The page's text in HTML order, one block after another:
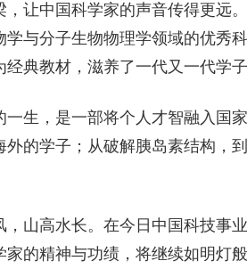
，让中国科学家的声音传得更远
学与分子生物物理学领域的优秀
经典教材，滋养了一代又一代学子
一生，是一部将个人才智融入国
外的学子；从破解胰岛素结构，
，山高水长。在今日中国科技事
家的精神与功绩，将继续如明灯